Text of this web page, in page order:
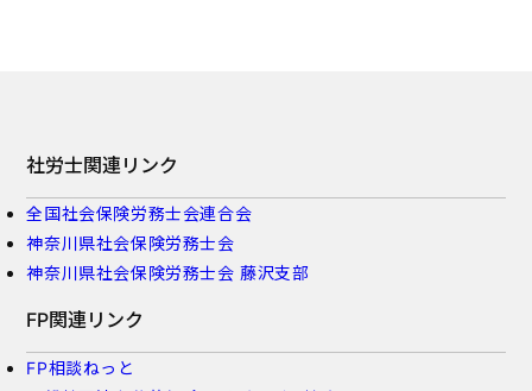
社労士関連リンク
全国社会保険労務士会連合会
神奈川県社会保険労務士会
神奈川県社会保険労務士会 藤沢支部
FP関連リンク
FP相談ねっと